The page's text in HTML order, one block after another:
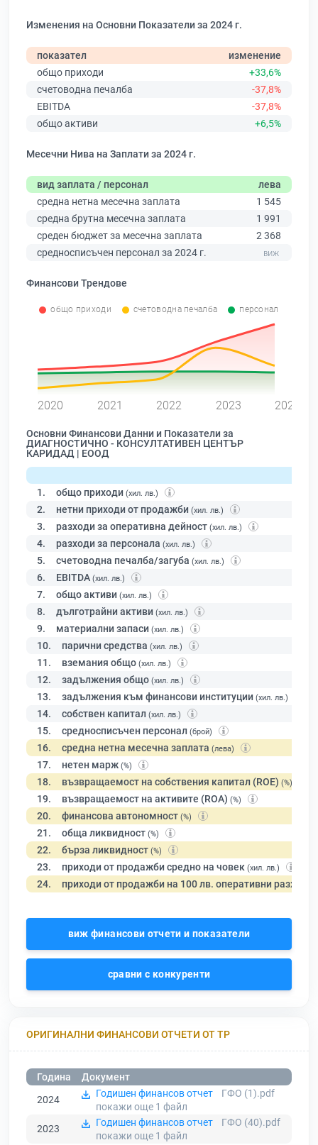
Изменения на Основни Показатели за 2024 г.
показател
изменение
общо приходи
+33,6%
счетоводна печалба
-37,8%
EBITDA
-37,8%
общо активи
+6,5%
Месечни Нива на Заплати за 2024 г.
вид заплата / персонал
лева
средна нетна месечна заплата
1 545
средна брутна месечна заплата
1 991
среден бюджет за месечна заплата
2 368
средносписъчен персонал за 2024 г.
Финансови Трендове
общо приходи счетоводна печалба персонал
2020 2021 2022 2023 2024
Основни Финансови Данни и Показатели за
ДИАГНОСТИЧНО - КОНСУЛТАТИВЕН ЦЕНТЪР
КАРИДАД | ЕООД
1. общо приходи (хил. лв.)
2. нетни приходи от продажби (хил. лв.)
3. разходи за оперативна дейност (хил. лв.)
4. разходи за персонала (хил. лв.)
5. счетоводна печалба/загуба (хил. лв.)
6. EBITDA (хил. лв.)
7. общо активи (хил. лв.)
8. дълготрайни активи (хил. лв.)
9. материални запаси (хил. лв.)
10. парични средства (хил. лв.)
11. вземания общо (хил. лв.)
12. задължения общо (хил. лв.)
13. задължения към финансови институции (хил. лв.)
14. собствен капитал (хил. лв.)
15. средносписъчен персонал (брой)
16. средна нетна месечна заплата (лева)
17. нетен марж (%)
18. възвращаемост на собствения капитал (ROE) (%)
19. възвращаемост на активите (ROA) (%)
20. финансова автономност (%)
21. обща ликвидност (%)
22. бърза ликвидност (%)
23. приходи от продажби средно на човек (хил. лв.)
24. приходи от продажби на 100 лв. оперативни разходи
виж финансови отчети и показатели
сравни с конкуренти
ОРИГИНАЛНИ ФИНАНСОВИ ОТЧЕТИ ОТ ТР
Година
Документ
2024
Годишен финансов отчет
ГФО (1).pdf
покажи още 1 файл
2023
Годишен финансов отчет
ГФО (40).pdf
покажи още 1 файл